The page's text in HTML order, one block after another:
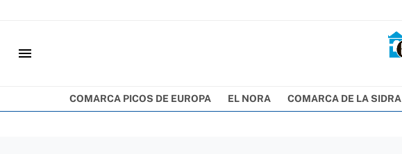
menu
COMARCA PICOS DE EUROPA EL NORA COMARCA DE LA SIDRA